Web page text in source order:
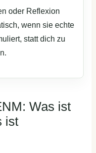
oder Reflexion
wenn sie echte
statt dich zu
Was ist
ist